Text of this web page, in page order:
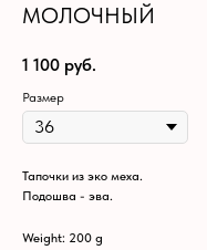
МОЛОЧНЫЙ
1 100 руб.
Размер
Тапочки из эко меха.
Подошва - эва.
Weight: 200 g